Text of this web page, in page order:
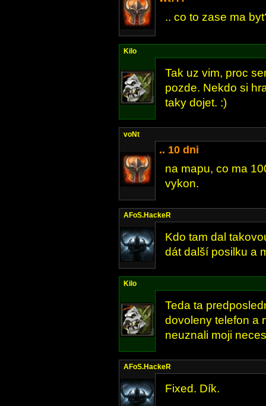
.. co to zase ma
Kilo
Tak uz vim, proc
pozde. Nekdo si
taky dojet. :)
voNt
.. 10 dni
na mapu, co ma
vykon.
AFoS.HackeR
Kdo tam dal
dát další posilku a
Kilo
Teda ta
dovoleny telefon a
neuznali moji
AFoS.HackeR
Fixed. Dík.